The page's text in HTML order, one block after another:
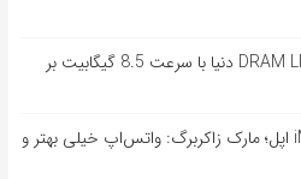
سامسونگ از سریع‌ترین DRAM LPDDR5X دنیا با سرعت 8.5 گیگابیت بر
کارزار تبلیغاتی متا علیه iMessage اپل؛ مارک زاکربرگ: واتس‌اپ خیلی بهتر و